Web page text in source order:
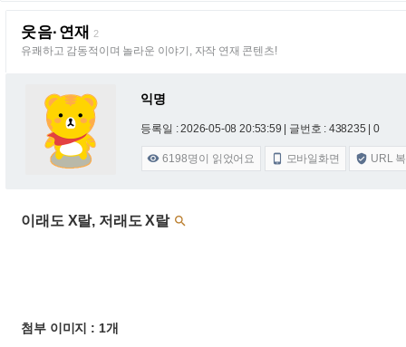
웃음·연재 2
유쾌하고 감동적이며 놀라운 이야기, 자작 연재 콘텐츠!
익명
등록일 : 2026-05-08 20:53:59 | 글번호 : 438235 | 0
 6198명이 읽었어요  모바일화면  URL
이래도 X랄, 저래도 X랄 
첨부 이미지 : 1개